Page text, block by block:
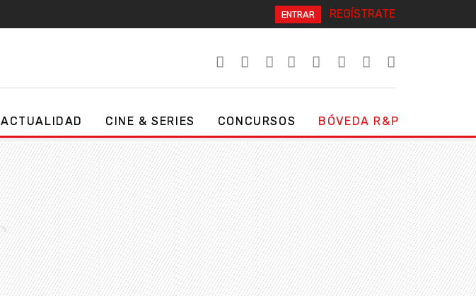
ENTRAR REGÍSTRATE
ACTUALIDAD CINE & SERIES CONCURSOS BÓVEDA R&P